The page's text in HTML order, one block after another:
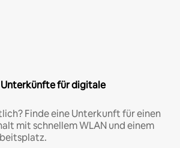
für digitale
Finde eine Unterkunft für einen
mit schnellem WLAN und einem